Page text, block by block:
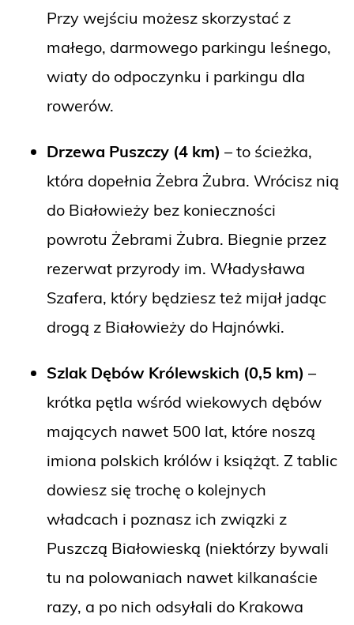
Przy wejściu możesz skorzystać z
małego, darmowego parkingu leśnego,
wiaty do odpoczynku i parkingu dla
rowerów.
Drzewa Puszczy (4 km) – to ścieżka,
która dopełnia Żebra Żubra. Wrócisz nią
do Białowieży bez konieczności
powrotu Żebrami Żubra. Biegnie przez
rezerwat przyrody im. Władysława
Szafera, który będziesz też mijał jadąc
drogą z Białowieży do Hajnówki.
Szlak Dębów Królewskich (0,5 km) –
krótka pętla wśród wiekowych dębów
mających nawet 500 lat, które noszą
imiona polskich królów i książąt. Z tablic
dowiesz się trochę o kolejnych
władcach i poznasz ich związki z
Puszczą Białowieską (niektórzy bywali
tu na polowaniach nawet kilkanaście
razy, a po nich odsyłali do Krakowa